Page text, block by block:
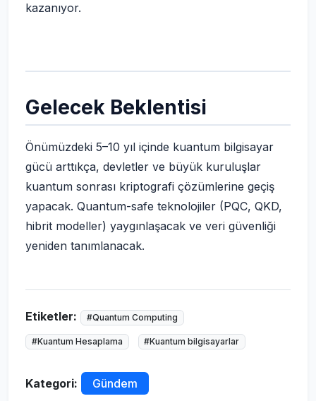
kazanıyor.
Gelecek Beklentisi
Önümüzdeki 5–10 yıl içinde kuantum bilgisayar
gücü arttıkça, devletler ve büyük kuruluşlar
kuantum sonrası kriptografi çözümlerine geçiş
yapacak. Quantum-safe teknolojiler (PQC, QKD,
hibrit modeller) yaygınlaşacak ve veri güvenliği
yeniden tanımlanacak.
Etiketler: #Quantum Computing
#Kuantum Hesaplama #Kuantum bilgisayarlar
Kategori: Gündem